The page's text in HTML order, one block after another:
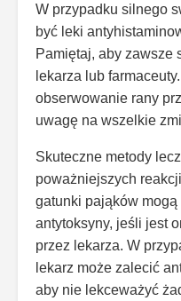
W przypadku silnego
być leki
Pamiętaj, aby zawsze
lekarza lub
obserwowanie rany
uwagę na wszelkie
Skuteczne metody
poważniejszych
gatunki pająków
antytoksyny, jeśli jest
przez lekarza. W
lekarz może zalecić
aby nie lekceważyć